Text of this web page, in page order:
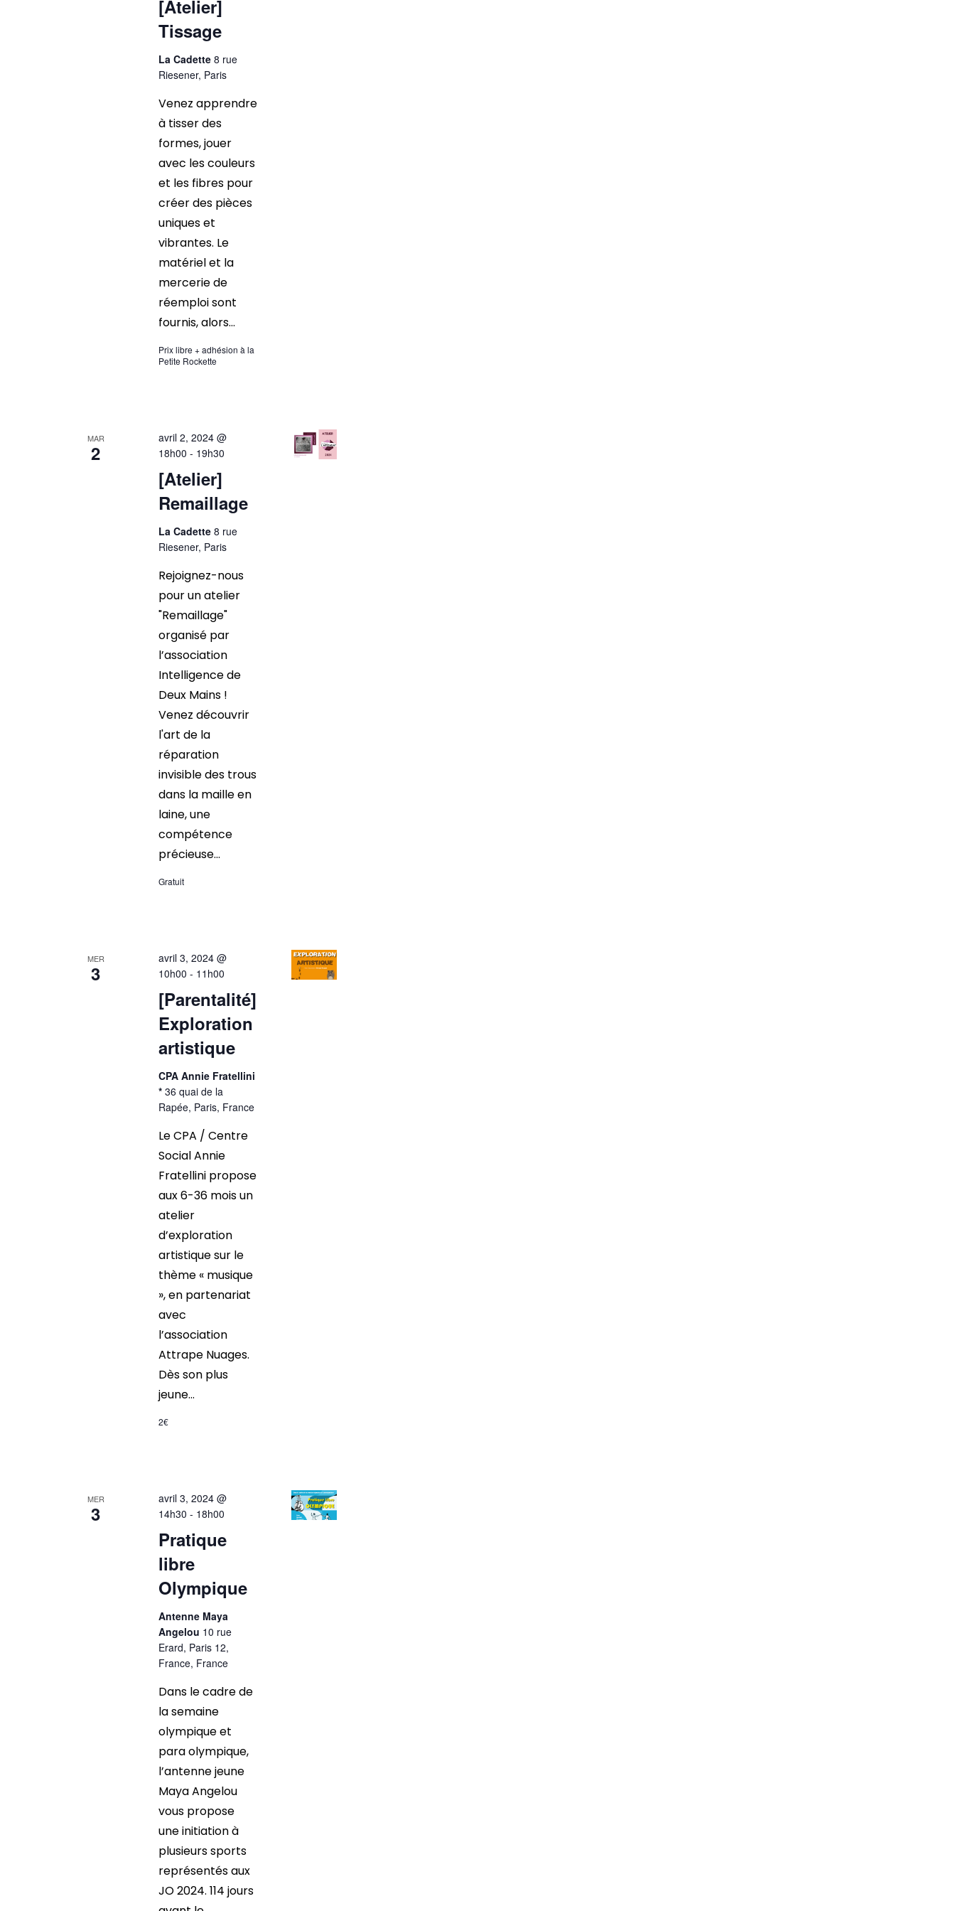
[Atelier]
Tissage
La Cadette8 rue
Riesener, Paris
Venez apprendre
à tisser des
formes, jouer
avec les couleurs
et les fibres pour
créer des pièces
uniques et
vibrantes. Le
matériel et la
mercerie de
réemploi sont
fournis, alors...
Prix libre + adhésion à la
Petite Rockette
MAR
2
[Atelier]
Remaillage
avril 2, 2024 @
18h00 - 19h30
La Cadette8 rue
Riesener, Paris
Rejoignez-nous
pour un atelier
"Remaillage"
organisé par
l’association
Intelligence de
Deux Mains !
Venez découvrir
l'art de la
réparation
invisible des trous
dans la maille en
laine, une
compétence
précieuse...
Gratuit
MER
3
[Parentalité]
Exploration
artistique
avril 3, 2024 @
10h00 - 11h00
CPA Annie Fratellini
*36 quai de la
Rapée, Paris, France
Le CPA / Centre
Social Annie
Fratellini propose
aux 6-36 mois un
atelier
d’exploration
artistique sur le
thème « musique
», en partenariat
avec
l’association
Attrape Nuages.
Dès son plus
jeune...
2€
MER
3
Pratique
libre
Olympique
avril 3, 2024 @
14h30 - 18h00
Antenne Maya
Angelou 10 rue
Erard, Paris 12,
France, France
Dans le cadre de
la semaine
olympique et
para olympique,
l’antenne jeune
Maya Angelou
vous propose
une initiation à
plusieurs sports
représentés aux
JO 2024. 114 jours